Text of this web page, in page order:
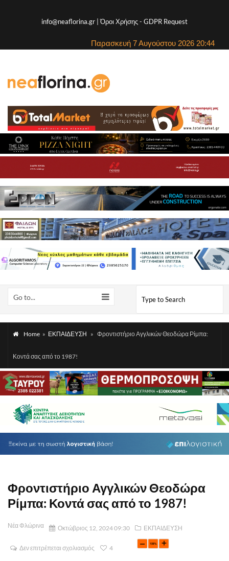
info@neaflorina.gr |Όροι Χρήσης- GDPR Request
Παρασκευή 7 Αυγούστου 2026 20:44
Go to...
Home » ΕΚΠΑΙΔΕΥΣΗ » Φροντιστήριο Αγγλικών Θεοδώρα Ρίμπα:
Κοντά σας από το 1987!
Φροντιστήριο Αγγλικών Θεοδώρα
Ρίμπα: Κοντά σας από το 1987!
Νέα Φλώρινα Οκτώβριος 12, 2024 09:30 ΕΚΠΑΙΔΕΥΣΗ
Δεν επιτρέπεται σχολιασμός 4